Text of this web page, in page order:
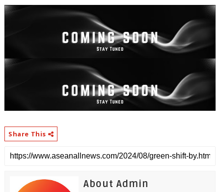
Share This
About Admin